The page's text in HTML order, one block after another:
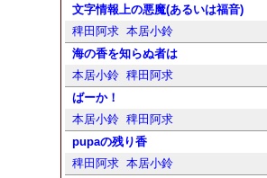
文字情報上の悪魔(あるいは福音)
稗田阿求 本居小鈴
海の香を知らぬ者は
本居小鈴 稗田阿求
ばーか！
本居小鈴 稗田阿求
pupaの残り香
稗田阿求 本居小鈴